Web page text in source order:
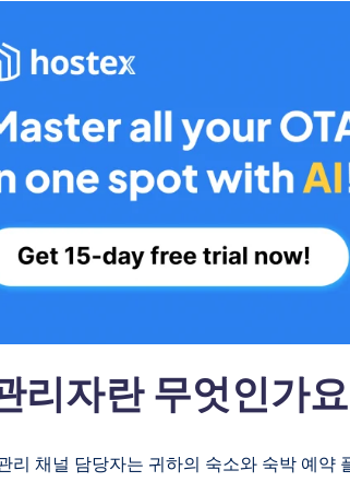
리자란 무엇인가
리 채널 담당자는 귀하의 숙소와 숙박 예약